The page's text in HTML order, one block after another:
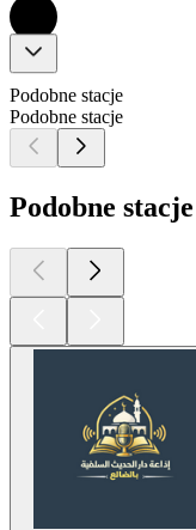
Podobne stacje
Podobne stacje
Podobne stacje